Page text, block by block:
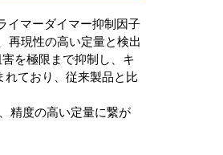
イマーダイマー抑制因子
再現性の高い定量と検出
を極限まで抑制し、キ
れており、従来製品と比
精度の高い定量に繋が